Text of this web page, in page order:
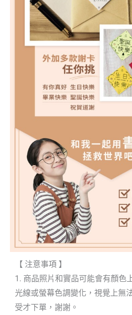
【 注意事項 】
1. 商品照片和實品可能會有顏色
光線或螢幕色調變化，視覺上無
受才下單，謝謝。